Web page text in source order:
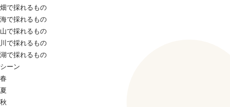
畑で採れるもの
海で採れるもの
山で採れるもの
川で採れるもの
湖で採れるもの
シーン
春
夏
秋